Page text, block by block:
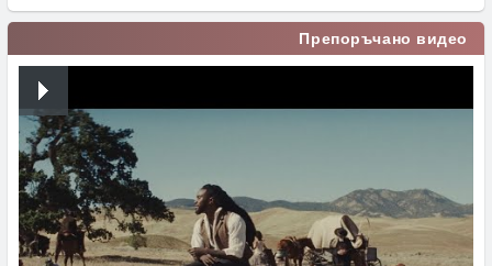
Препоръчано видео